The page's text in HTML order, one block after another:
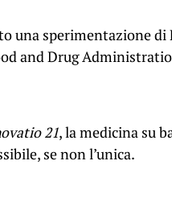
una sperimentazione di
and Drug
21, la medicina su
se non l’unica.